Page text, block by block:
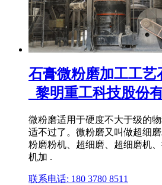
石膏微粉磨加工工艺
_黎明重工科技股份
微粉磨适用于硬度不大于级的
适不过了。微粉磨又叫做超细
粉磨粉机、超细磨、超细磨机
机加 .
联系电话: 180 3780 8511